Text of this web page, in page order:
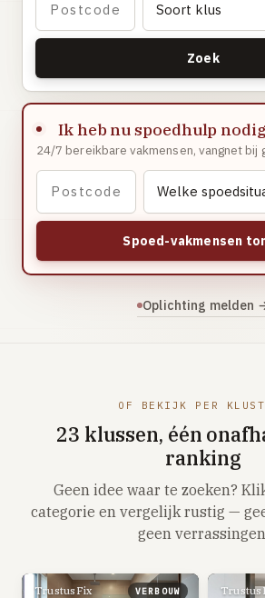
Dak renovatie
TUIN
Tuin aanleg of renovatie
VERWARMING & KLIMAAT
CV-ketel vervangen
Vloerverwarming aanleggen
Airco installeren
Thermostaat installeren
Zonnepanelen installeren
Groepenkast vervangen
Elektra uitbreiden
Volledig overzicht — alle 23 klussen &
23 klussen · publieke ranking
Zoek
Ik heb nu spoedhulp nodig
24/7 bereikbare vakmensen, vangnet bij
Spoed-vakmensen
Oplichting melden
OF BEKIJK PER
23 klussen, één
ranking
Geen idee waar te zoeken?
categorie en vergelijk rustig —
geen
TrustusFix VERBOUW